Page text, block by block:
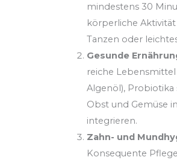
mindestens 30
körperliche Aktivität
Tanzen oder
Gesunde
reiche Lebensmittel
Algenöl), Probiotika
Obst und Gemüse
integrieren.
Zahn- und
Konsequente